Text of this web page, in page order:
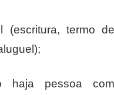
(escritura, termo de
haja pessoa com